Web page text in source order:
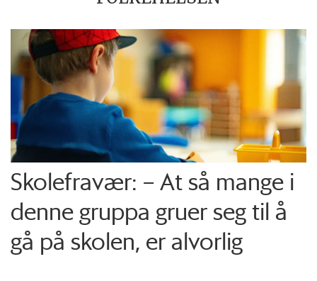
Skolefravær: – At så mange i
denne gruppa gruer seg til å
gå på skolen, er alvorlig